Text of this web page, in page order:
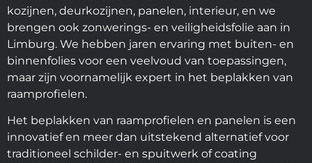
kozijnen, deurkozijnen, panelen, interieur, en we
brengen ook zonwerings- en veiligheidsfolie aan in
Limburg. We hebben jaren ervaring met buiten- en
binnenfolies voor een veelvoud van toepassingen,
maar zijn voornamelijk expert in het beplakken van
raamprofielen.
Het beplakken van raamprofielen en panelen is een
innovatief en meer dan uitstekend alternatief voor
traditioneel schilder- en spuitwerk of coating